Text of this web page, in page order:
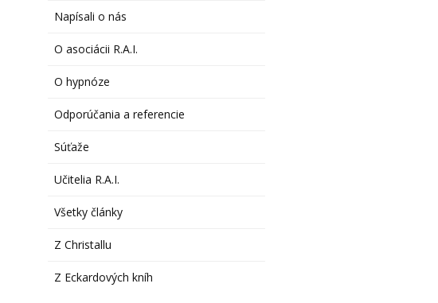
Napísali o nás
O asociácii R.A.I.
O hypnóze
Odporúčania a referencie
Súťaže
Učitelia R.A.I.
Všetky články
Z Christallu
Z Eckardových kníh